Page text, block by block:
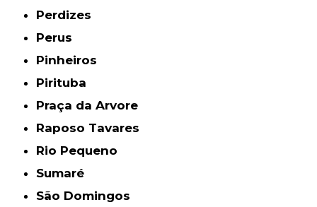
Perdizes
Perus
Pinheiros
Pirituba
Praça da Arvore
Raposo Tavares
Rio Pequeno
Sumaré
São Domingos